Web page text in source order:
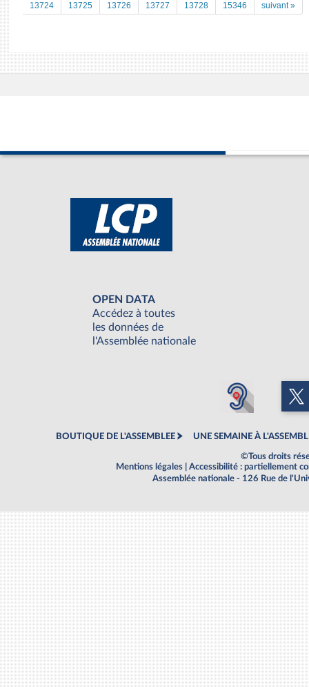
13724
13725 13726 13727 13728 15346 suivant »
OPEN DATA
Accédez à toutes
les données de
l'Assemblée nationale
BOUTIQUE DE L'ASSEMBLEE UNE SEMAINE À
©Tous droits
Mentions légales
Accessibilité : partiellement
Assemblée nationale - 126 Rue de